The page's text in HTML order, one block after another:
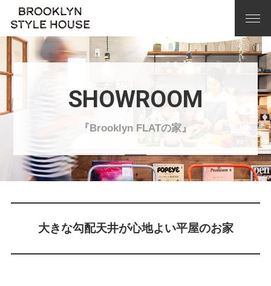
SHOWROOM
『Brooklyn FLATの家』
大きな勾配天井が心地よい平屋のお家